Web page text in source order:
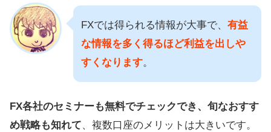
FXでは得られる情報が大事で、 有益
な情報を多く得るほど利益を出しや
すくなります。
FX各社のセミナーも無料でチェックでき、旬なおすす
め戦略も知れて、複数口座のメリットは大きいです。